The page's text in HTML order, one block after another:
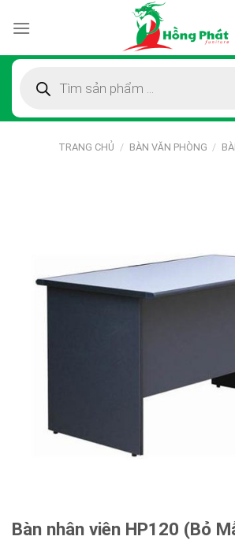
kiếm
TRANG CHỦ / BÀN VĂN PHÒNG /
Bàn nhân viên HP120 (Bỏ